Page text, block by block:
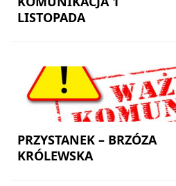
LISTOPADA
PRZYSTANEK – BRZÓZA
KRÓLEWSKA